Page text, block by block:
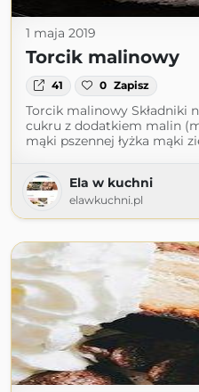
1 maja 2019
Torcik malinowy
41 0 Zapisz
Torcik malinowy Składniki
cukru z dodatkiem malin
mąki pszennej łyżka mąki
Ela w kuchni
elawkuchni.pl